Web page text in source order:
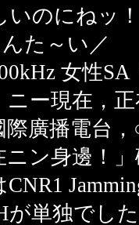
のにねッ！
た～い／
女性SA
ー現在，正
際廣播電台
ン身邊！」
が単独でし